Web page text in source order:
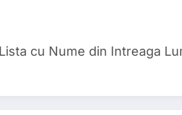
cu Nume din Intreaga